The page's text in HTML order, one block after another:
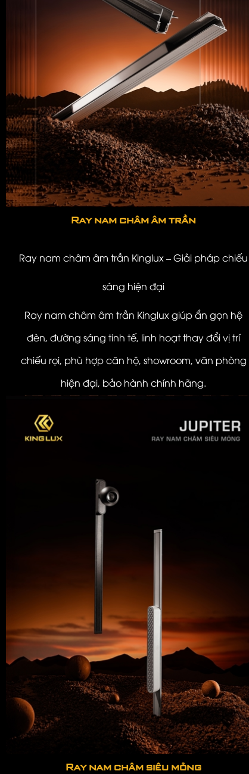
Ray nam châm âm trần
Ray nam châm âm trần Kinglux – Giải pháp chiếu
sáng hiện đại
Ray nam châm âm trần Kinglux giúp ẩn gọn hệ
đèn, đường sáng tinh tế, linh hoạt thay đổi vị trí
chiếu rọi, phù hợp căn hộ, showroom, văn phòng
hiện đại, bảo hành chính hãng.
Ray nam châm siêu mỏng